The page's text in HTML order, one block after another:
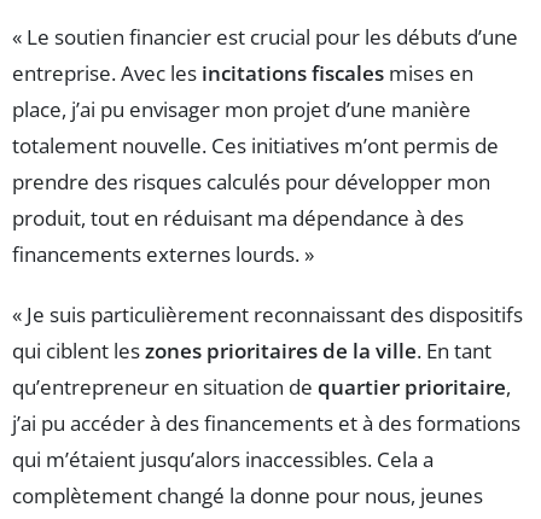
« Le soutien financier est crucial pour les débuts d’une
entreprise. Avec les incitations fiscales mises en
place, j’ai pu envisager mon projet d’une manière
totalement nouvelle. Ces initiatives m’ont permis de
prendre des risques calculés pour développer mon
produit, tout en réduisant ma dépendance à des
financements externes lourds. »
« Je suis particulièrement reconnaissant des dispositifs
qui ciblent leszones prioritaires de la ville. En tant
qu’entrepreneur en situation de quartier prioritaire,
j’ai pu accéder à des financements et à des formations
qui m’étaient jusqu’alors inaccessibles. Cela a
complètement changé la donne pour nous, jeunes